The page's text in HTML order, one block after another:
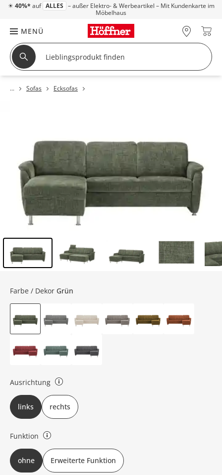
☀ 40%* auf ALLES – außer Elektro- & Werbeartikel – Mit Kundenkarte im
Möbelhaus
MENÜ
Sofas Ecksofas
Farbe / Dekor Grün
Ausrichtung
rechts oder links (bezieht sich auf die Draufsicht)
links rechts
Funktion
Grundfunktion: ohne weiteren Funktionen Erweiterte Funktion:
Schlaffunktion, Bettkasten
ohne Erweiterte Funktion